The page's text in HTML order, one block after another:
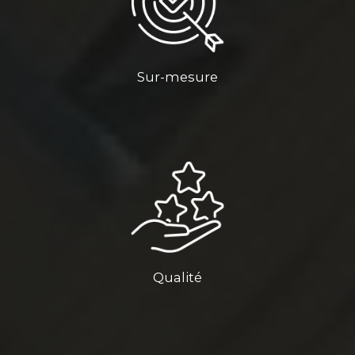
Sur-mesure
Qualité